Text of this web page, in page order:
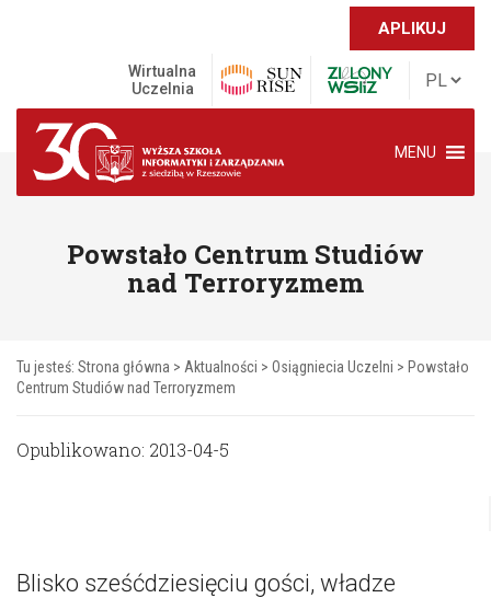
APLIKUJ
Wirtualna
Uczelnia
MENU
Powstało Centrum Studiów
nad Terroryzmem
Tu jesteś: Strona główna > Aktualności > Osiągniecia Uczelni > Powstało
Centrum Studiów nad Terroryzmem
Opublikowano: 2013-04-5
Blisko sześćdziesięciu gości, władze